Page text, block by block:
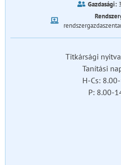
Gazdasági:
Titkársági
Tanítási
H-Cs:
P: 8.00-